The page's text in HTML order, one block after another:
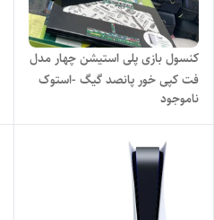
کنسول بازی پلی استیشن چهار مدل
فت کپی خور پانصد گیگ -استوک
فقط کلگی خالی
ناموجود